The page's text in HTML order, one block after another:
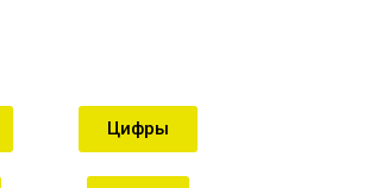
Цифры